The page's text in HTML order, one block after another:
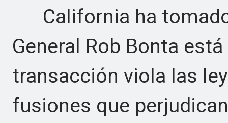
California ha tomado
General Rob Bonta
transacción viola las
fusiones que